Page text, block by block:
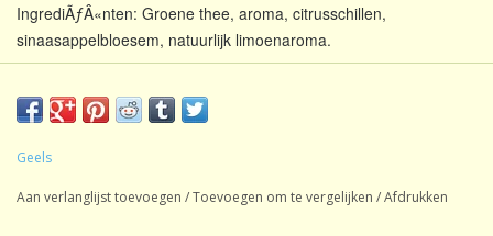
IngrediÃƒÂ«nten: Groene thee, aroma, citrusschillen,
sinaasappelbloesem, natuurlijk limoenaroma.
Soort thee:
Inhoud:
Geels
Aan verlanglijst toevoegen /Toevoegen om te vergelijken /Afdrukken